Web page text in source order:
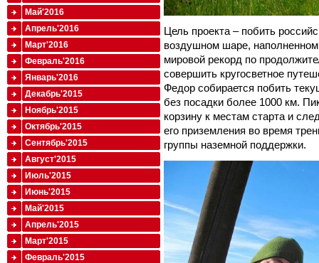
Цель проекта – побить
воздушном шаре,
мировой рекорд по
совершить кругосветное
Федор собирается побить
без посадки более 1000 км.
корзину к местам старта и
его приземления во время
группы наземной поддержки.
Май'2016
Апрель'2016
Март'2016
Февраль'2016
Январь'2016
Декабрь'2015
Ноябрь'2015
Октябрь'2015
Сентябрь'2015
Август'2015
Июль'2015
Июнь'2015
Май'2015
Апрель'2015
Март'2015
Февраль'2015